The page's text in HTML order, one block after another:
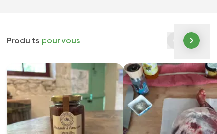
Produits pour vous